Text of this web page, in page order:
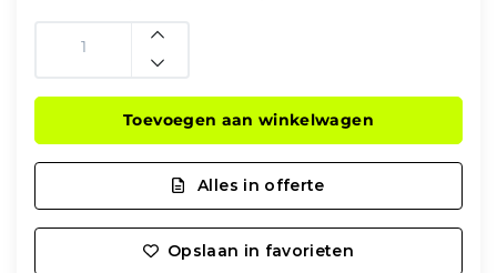
Toevoegen aan winkelwagen
Alles in offerte
Opslaan in favorieten